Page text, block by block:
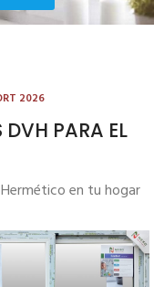
2026
PARA EL
en tu hogar